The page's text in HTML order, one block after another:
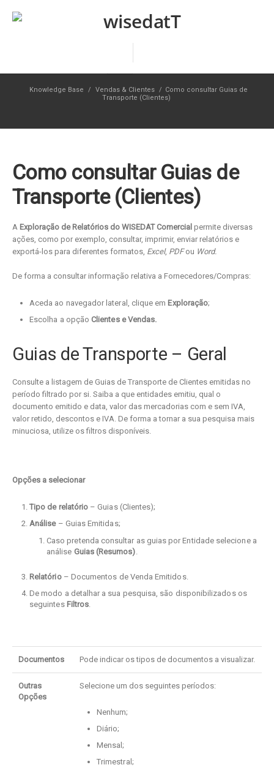
Knowledge Base / Vendas & Clientes / Como consultar Guias de
Transporte (Clientes)
Como consultar Guias de
Transporte (Clientes)
A Exploração de Relatórios do WISEDAT Comercial permite diversas
ações, como por exemplo, consultar, imprimir, enviar relatórios e
exportá-los para diferentes formatos, Excel, PDFou Word.
De forma a consultar informação relativa a Fornecedores/Compras:
Aceda ao navegador lateral, clique em Exploração;
Escolha a opção Clientes e Vendas.
Guias de Transporte – Geral
Consulte a listagem de Guias de Transporte de Clientes emitidas no
período filtrado por si. Saiba a que entidades emitiu, qual o
documento emitido e data, valor das mercadorias com e sem IVA,
valor retido, descontos e IVA. De forma a tornar a sua pesquisa mais
minuciosa, utilize os filtros disponíveis.
Opções a selecionar
Tipo de relatório – Guias (Clientes);
Análise– Guias Emitidas;
Caso pretenda consultar as guias por Entidade selecione a
análise Guias (Resumos).
Relatório– Documentos de Venda Emitidos.
De modo a detalhar a sua pesquisa, são disponibilizados os
seguintes Filtros.
Documentos Pode indicar os tipos de documentos a visualizar.
Outras
Opções
Selecione um dos seguintes períodos:
Nenhum;
Diário;
Mensal;
Trimestral;